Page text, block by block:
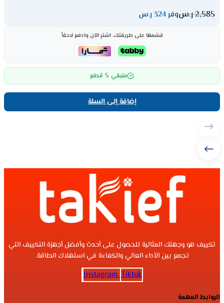
2,585ر.سوفر 324 ر.س
قسّمها على طريقتك، اشترِ الآن وادفع لاحقاً
متبقي 5 قطع
إضافة إلى السلة
تكييف هو وجهتك المثالية للحصول على أحدث وأفضل أجهزة التكييف التي
تجمع بين الأداء العالي والكفاءة في استهلاك الطاقة.
Instagram Tiktok
الروابط المهمة